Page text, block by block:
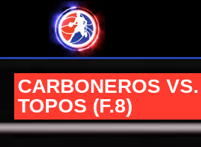
CARBONEROS
TOPOS (F.8)